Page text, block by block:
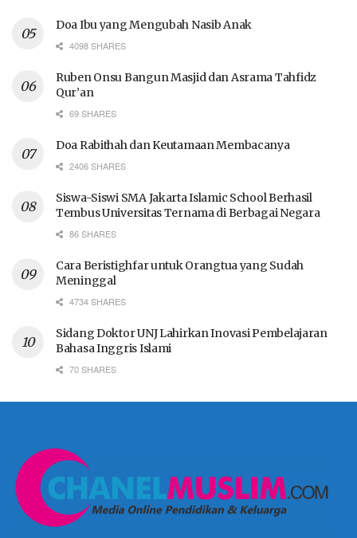
Doa Ibu yang Mengubah Nasib Anak
4098 SHARES
Ruben Onsu Bangun Masjid dan Asrama Tahfidz
Qur’an
69 SHARES
Doa Rabithah dan Keutamaan Membacanya
2406 SHARES
Siswa-Siswi SMA Jakarta Islamic School Berhasil
Tembus Universitas Ternama di Berbagai Negara
86 SHARES
Cara Beristighfar untuk Orangtua yang Sudah
Meninggal
4734 SHARES
Sidang Doktor UNJ Lahirkan Inovasi Pembelajaran
Bahasa Inggris Islami
70 SHARES